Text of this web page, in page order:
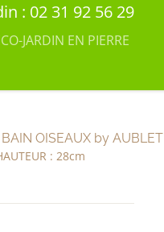
: 02 31 92 56 29
JARDIN EN PIERRE
BAIN OISEAUX by AUBLET
: 28cm